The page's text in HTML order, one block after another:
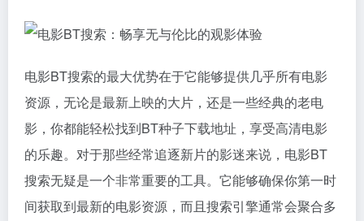
电影BT搜索的最大优势在于它能够提供几乎所有电影
资源，无论是最新上映的大片，还是一些经典的老电
影，你都能轻松找到BT种子下载地址，享受高清电影
的乐趣。对于那些经常追逐新片的影迷来说，电影BT
搜索无疑是一个非常重要的工具。它能够确保你第一时
间获取到最新的电影资源，而且搜索引擎通常会聚合多